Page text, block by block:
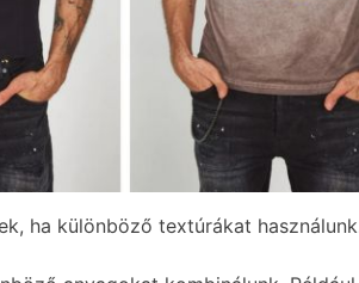
ha különböző textúrákat